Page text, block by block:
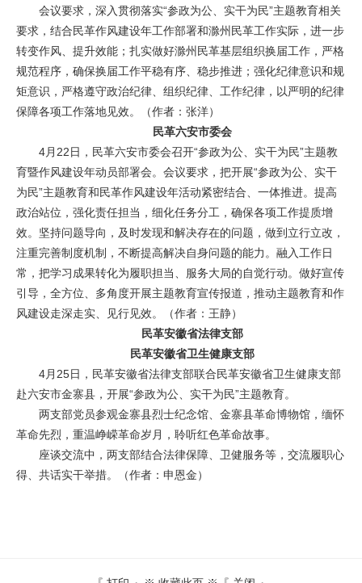
会议要求，深入贯彻落实“参政为公、实干为民”主题教育相关
要求，结合民革作风建设年工作部署和滁州民革工作实际，进一步
转变作风、提升效能；扎实做好滁州民革基层组织换届工作，严格
规范程序，确保换届工作平稳有序、稳步推进；强化纪律意识和规
矩意识，严格遵守政治纪律、组织纪律、工作纪律，以严明的纪律
保障各项工作落地见效。
（作者：张洋）
民革六安市委会
4月22日，民革六安市委会召开“参政为公、实干为民”主题教
育暨作风建设年动员部署会。会议要求，把开展“参政为公、实干
为民”主题教育和民革作风建设年活动紧密结合、一体推进。提高
政治站位，强化责任担当，细化任务分工，确保各项工作提质增
效。坚持问题导向，及时发现和解决存在的问题，做到立行立改，
注重完善制度机制，不断提高解决自身问题的能力。融入工作日
常，把学习成果转化为履职担当、服务大局的自觉行动。做好宣传
引导，全方位、多角度开展主题教育宣传报道，推动主题教育和作
风建设走深走实、见行见效。
（作者：王静）
民革安徽省法律支部
民革安徽省卫生健康支部
4月25日，民革安徽省法律支部联合民革安徽省卫生健康支部
赴六安市金寨县，开展“参政为公、实干为民”主题教育。
两支部党员参观金寨县烈士纪念馆、金寨县革命博物馆，缅怀
革命先烈，重温峥嵘革命岁月，聆听红色革命故事。
座谈交流中，两支部结合法律保障、卫健服务等，交流履职心
得、共话实干举措。
（作者：申恩金）